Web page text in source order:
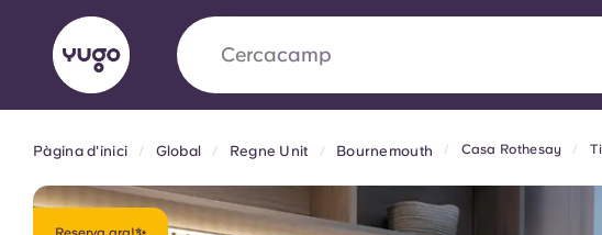
Cercacamp
SobreUbicacionsMés
English (GB) English (US) Chinese
Portuguese
Pàgina d'inici Global Regne Unit Bournemouth Casa Rothesay